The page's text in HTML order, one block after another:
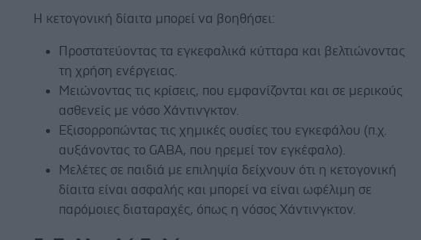
Η κετογονική δίαιτα μπορεί να βοηθήσει:
Προστατεύοντας τα εγκεφαλικά κύτταρα και βελτιώνοντας
τη χρήση ενέργειας.
Μειώνοντας τις κρίσεις, που εμφανίζονται και σε μερικούς
ασθενείς με νόσο Χάντινγκτον.
Εξισορροπώντας τις χημικές ουσίες του εγκεφάλου (π.χ.
αυξάνοντας το GABA, που ηρεμεί τον εγκέφαλο).
Μελέτες σε παιδιά με επιληψία δείχνουν ότι η κετογονική
δίαιτα είναι ασφαλής και μπορεί να είναι ωφέλιμη σε
παρόμοιες διαταραχές, όπως η νόσος Χάντινγκτον.